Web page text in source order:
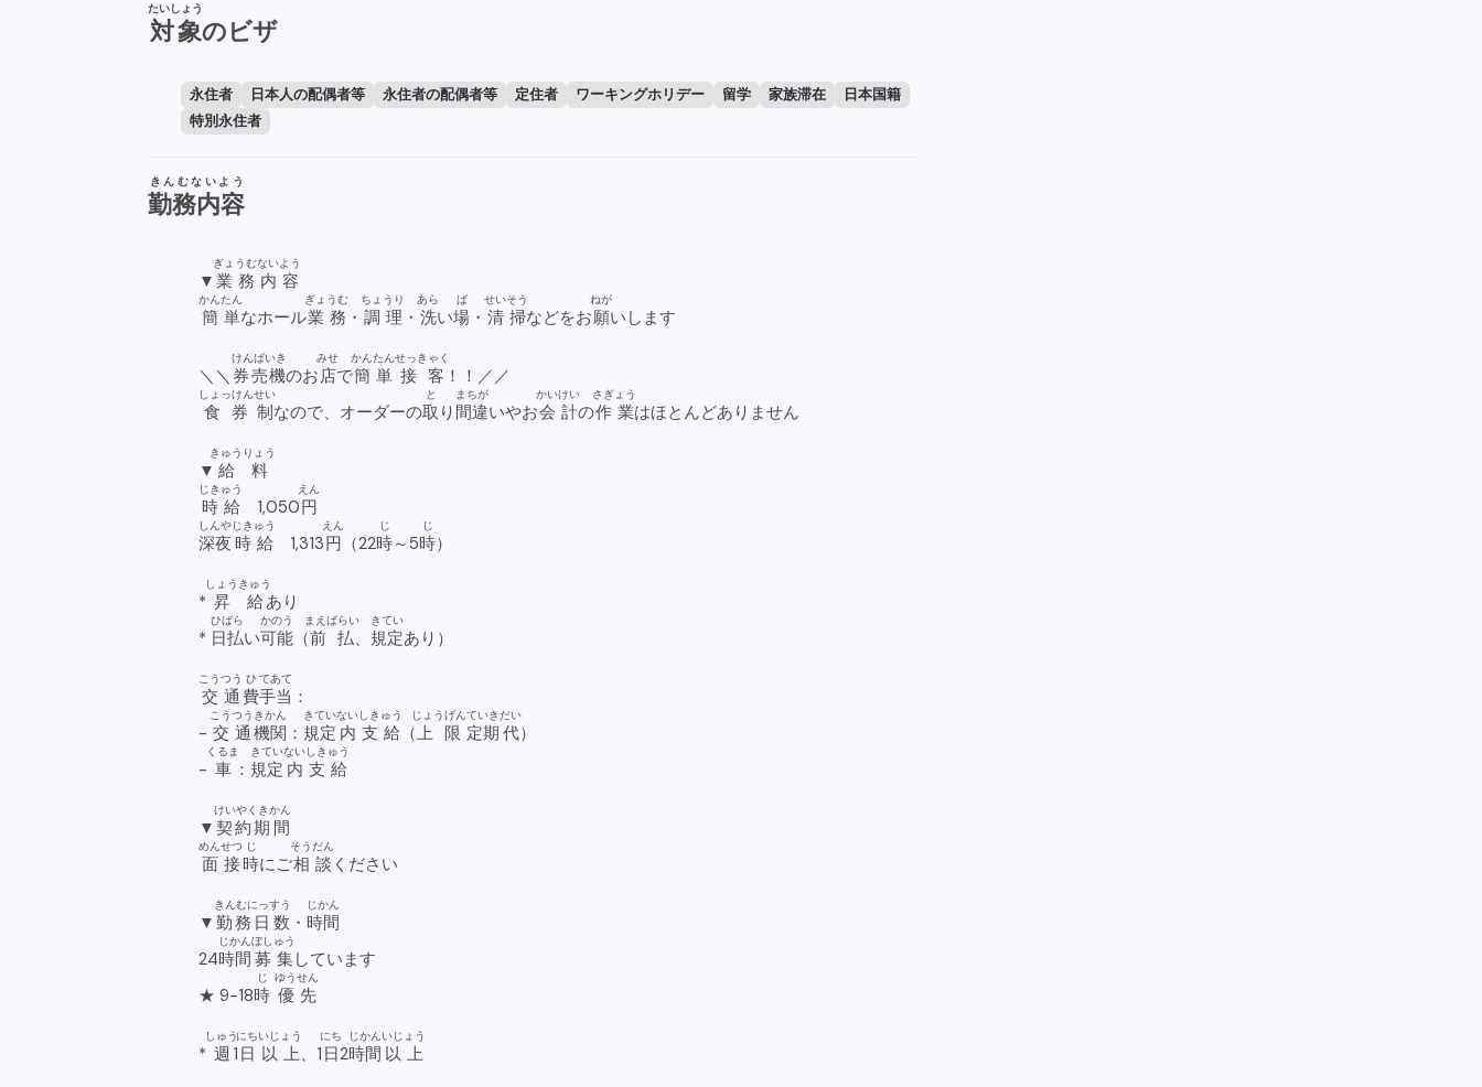
対象
たいしょう
のビザ
永住者 日本人の配偶者等 永住者の配偶者等 定住者 ワーキングホリデー 留学 家族滞在
日本国籍
特別永住者
勤務内容
きんむないよう
▼ 業務内容
ぎょうむないよう
簡単
かんたん
なホール業務
ぎょうむ
・ 調理
ちょうり
・ 洗
あら
い場
ば
・ 清掃
せいそう
などをお願
ねが
いします
＼＼ 券売機
けんばいき
のお店
みせ
で簡単
かんたん
接客
せっきゃく
！！／／
食券
しょっけん
制
せい
なので、オーダーの取
と
り 間違
まちが
いやお会計
かいけい
の作業
さぎょう
はほとんどありません
▼ 給料
きゅうりょう
時給
じきゅう
1,050円
えん
深夜
しんや
時給
じきゅう
1,313円
えん
（22時
じ
～5時
じ
）
* 昇給
しょうきゅう
あり
* 日払
ひばら
い可能
かのう
（前払
まえばらい
、 規定
きてい
あり）
交通
こうつう
費
ひ
手当
てあて
：
- 交通
こうつう
機関
きかん
： 規定
きてい
内
ない
支給
しきゅう
（上限
じょうげん
定期
ていき
代
だい
）
- 車
くるま
： 規定
きてい
内
ない
支給
しきゅう
▼ 契約期間
けいやくきかん
面接
めんせつ
時
じ
にご相談
そうだん
ください
▼ 勤務日数
きんむにっすう
・ 時間
じかん
24時間
じかん
募集
ぼしゅう
しています
★ 9-18時
じ
優先
ゆうせん
* 週
しゅう
1 日
にち
以上
いじょう
、1 日
にち
2時間
じかん
以上
いじょう